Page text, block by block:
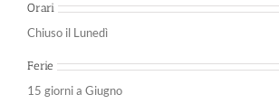
Orari
Chiuso il Lunedì
Ferie
15 giorni a Giugno